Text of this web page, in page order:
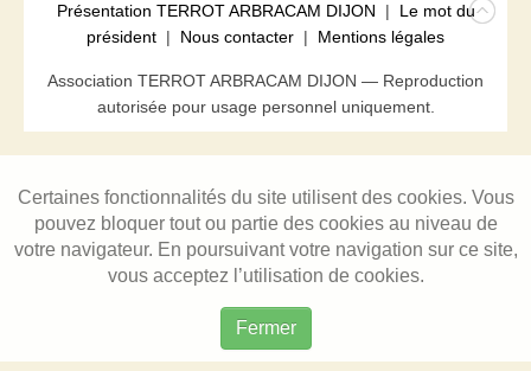
Présentation TERROT ARBRACAM DIJON | Le mot du
président | Nous contacter | Mentions légales
Association TERROT ARBRACAM DIJON — Reproduction
autorisée pour usage personnel uniquement.
Certaines fonctionnalités du site utilisent des cookies. Vous
pouvez bloquer tout ou partie des cookies au niveau de
votre navigateur. En poursuivant votre navigation sur ce site,
vous acceptez l’utilisation de cookies.
Fermer